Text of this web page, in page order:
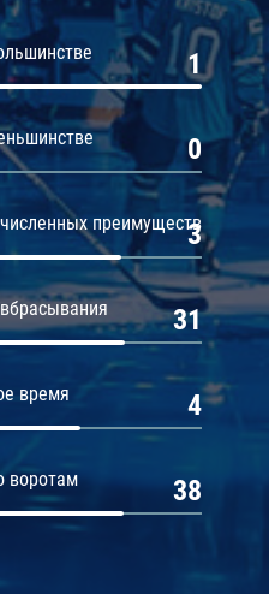
1
0
преимуществ
3
31
время 4
воротам 38